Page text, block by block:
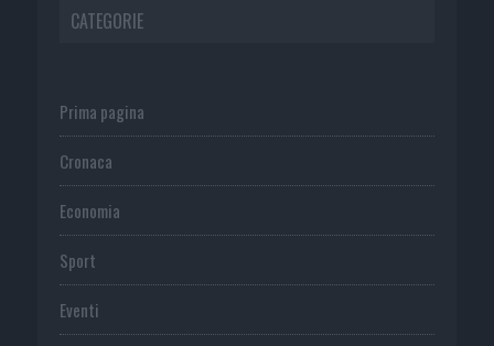
CATEGORIE
Prima pagina
Cronaca
Economia
Sport
Eventi